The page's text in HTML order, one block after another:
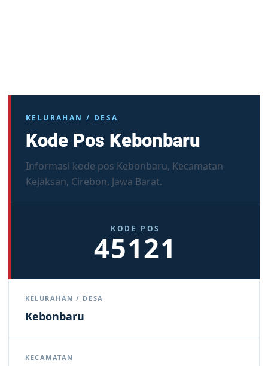
KELURAHAN / DESA
Kode Pos Kebonbaru
Informasi kode pos Kebonbaru, Kecamatan
Kejaksan, Cirebon, Jawa Barat.
KODE POS
45121
KELURAHAN / DESA
Kebonbaru
KECAMATAN